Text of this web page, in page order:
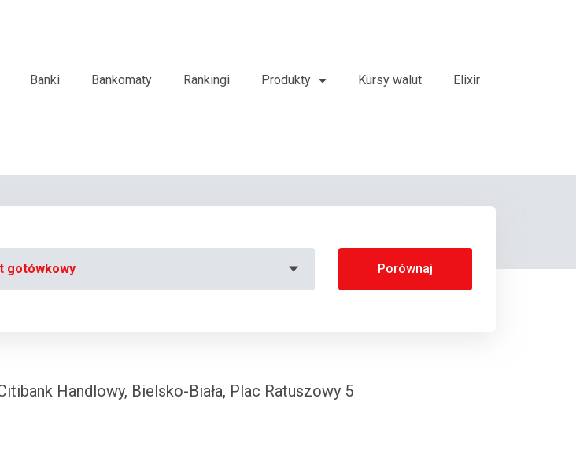
Banki Bankomaty Rankingi Produkty Kursy walut Elixir
gotówkowy Porównaj
Handlowy, Bielsko-Biała, Plac Ratuszowy 5